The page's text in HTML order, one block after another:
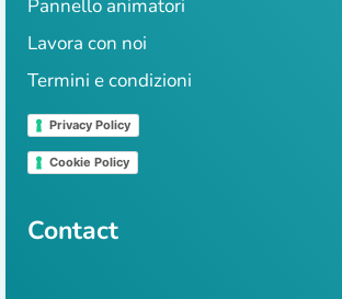
Pannello animatori
Lavora con noi
Termini e condizioni
Privacy Policy
Cookie Policy
Contact